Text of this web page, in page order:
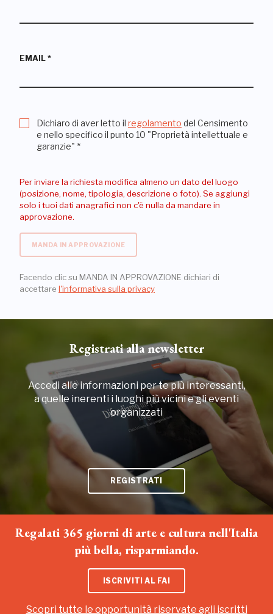
EMAIL *
Dichiaro di aver letto il regolamento del Censimento
e nello specifico il punto 10 "Proprietà intellettuale e
garanzie" *
Per inviare la richiesta modifica almeno un dato del luogo
(posizione, nome, tipologia, descrizione o foto). Se aggiungi
solo i tuoi dati anagrafici non c'è nulla da mandare in
approvazione.
MANDA IN APPROVAZIONE
Facendo clic su MANDA IN APPROVAZIONE dichiari di
accettare l'informativa sulla privacy
Registrati alla newsletter
Accedi alle informazioni per te più interessanti,
a quelle inerenti i luoghi più vicini e gli eventi
organizzati
REGISTRATI
Regalati 365 giorni di arte e cultura nell'Italia
più bella, risparmiando.
ISCRIVITI AL FAI
Scopri tutte le opportunità riservate agli iscritti